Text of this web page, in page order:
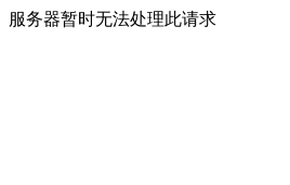
服务器暂时无法处理此请求